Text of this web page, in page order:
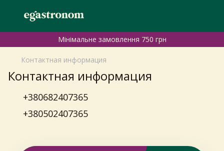
Мінімальне замовлення 750 грн
Контактная информация
Контактная информация
+380682407365
+380502407365